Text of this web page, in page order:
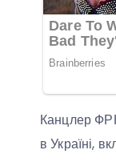
Канцлер
в Україні,